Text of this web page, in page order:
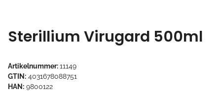
Sterillium Virugard 500ml
Artikelnummer:11149
GTIN: 4031678088751
HAN: 9800122